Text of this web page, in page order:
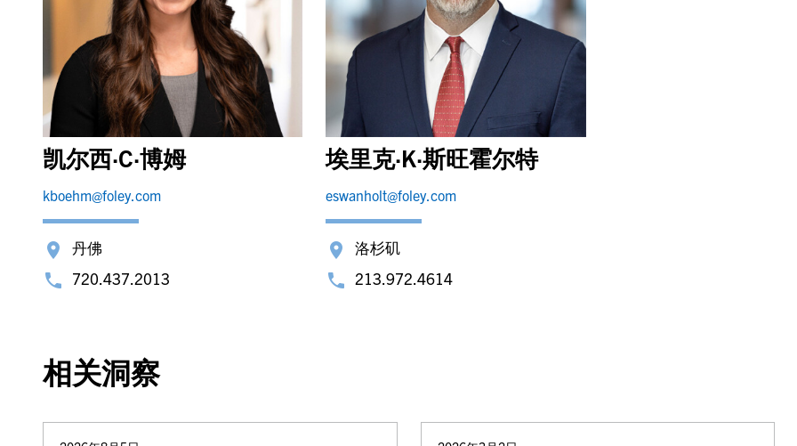
凯尔西·C·博姆
kboehm@foley.com
丹佛
720.437.2013
埃里克·K·斯旺霍尔特
eswanholt@foley.com
洛杉矶
213.972.4614
相关洞察